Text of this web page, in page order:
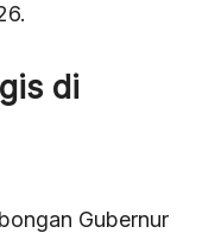
di
Gubernur